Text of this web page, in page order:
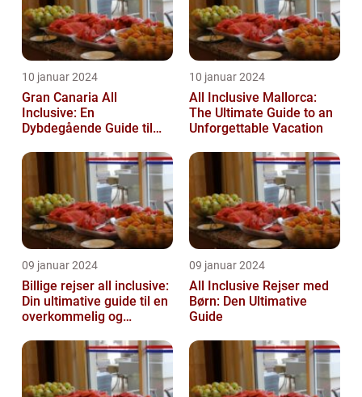
10 januar 2024
Gran Canaria All
Inclusive: En
Dybdegående Guide til
10 januar 2024
All Inclusive Mallorca:
The Ultimate Guide to an
Unforgettable Vacation
09 januar 2024
Billige rejser all inclusive:
Din ultimative guide til en
overkommelig og
ferieoplevelse
09 januar 2024
All Inclusive Rejser med
Børn: Den Ultimative
Guide